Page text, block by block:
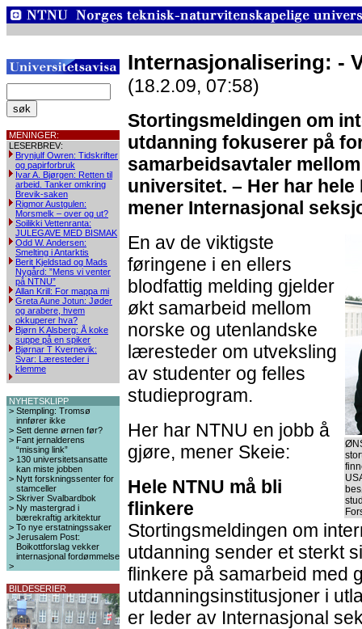
MENINGER:
LESERBREV:
Brynjulf Owren: Tidskrifter
og papirforbruk
Ivar A. Bjørgen: Retten til
arbeid. Tanker omkring
Brevik-saken
Rigmor Austgulen:
Morsmelk – over og ut?
Soilikki Vettenranta:
JULEGAVE MED BISMAK
Odd W. Andersen:
Smelting i Antarktis
Berit Kjeldstad og Mads
Nygård: ”Mens vi venter
på NTNU”
Allan Krill: For mappa mi
Greta Aune Jotun: Jøder
og arabere, hvem
okkuperer hva?
Bjørn K Alsberg: Å koke
suppe på en spiker
Bjørnar T Kvernevik:
Svar: Læresteder i
klemme
NYHETSKLIPP
> Stempling: Tromsø
innfører ikke
> Sett denne ørnen før?
> Fant jernalderens
“missing link”
> 130 universitetsansatte
kan miste jobben
> Nytt forskningssenter for
stamceller
> Skriver Svalbardbok
> Ny mastergrad i
bærekraftig arkitektur
> To nye erstatningssaker
> Jerusalem Post:
Boikottforslag vekker
internasjonal fordømmelse
>
BILDESERIER
Internasjonalisering: -
(18.2.09, 07:58)
Stortingsmeldingen om
utdanning fokuserer på
samarbeidsavtaler
universitet. – Her har
mener Internasjonal
En av de viktigste
føringene i en ellers
blodfattig melding gjelder
økt samarbeid mellom
norske og utenlandske
læresteder om utveksling
av studenter og felles
studieprogram.
Her har NTNU en jobb å
gjøre, mener Skeie:
Hele NTNU må bli
flinkere
Stortingsmeldingen om
utdanning sender et sterkt
flinkere på samarbeid med
utdanningsinstitusjoner i
er leder av Internasjonal